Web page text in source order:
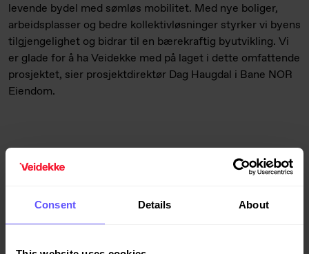
Consent Details About
levende bydel med sømløs mobilitet. Med nye boliger,
arbeidsplasser og bedre kollektivløsninger styrker vi byens
tilgjengelighet og bidrar til en bærekraftig byutvikling. Vi
er glade for å ha Veidekke med på laget i dette omfattende
prosjektet, sier prosjektdirektør Dag Haugdal i Bane NOR
Eiendom.
Byggearbeidene starter i etter sommerferien med planlagt
ferdigstillelse i to trinn henholdsvis i starten og mot
ordrereserve for første kvartal.